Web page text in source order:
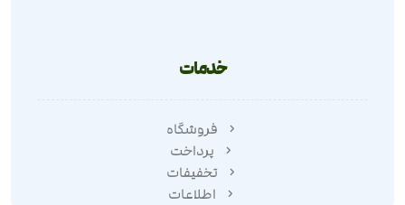
خدمات
فروشگاه
پرداخت
تخفیفات
اطلاعات